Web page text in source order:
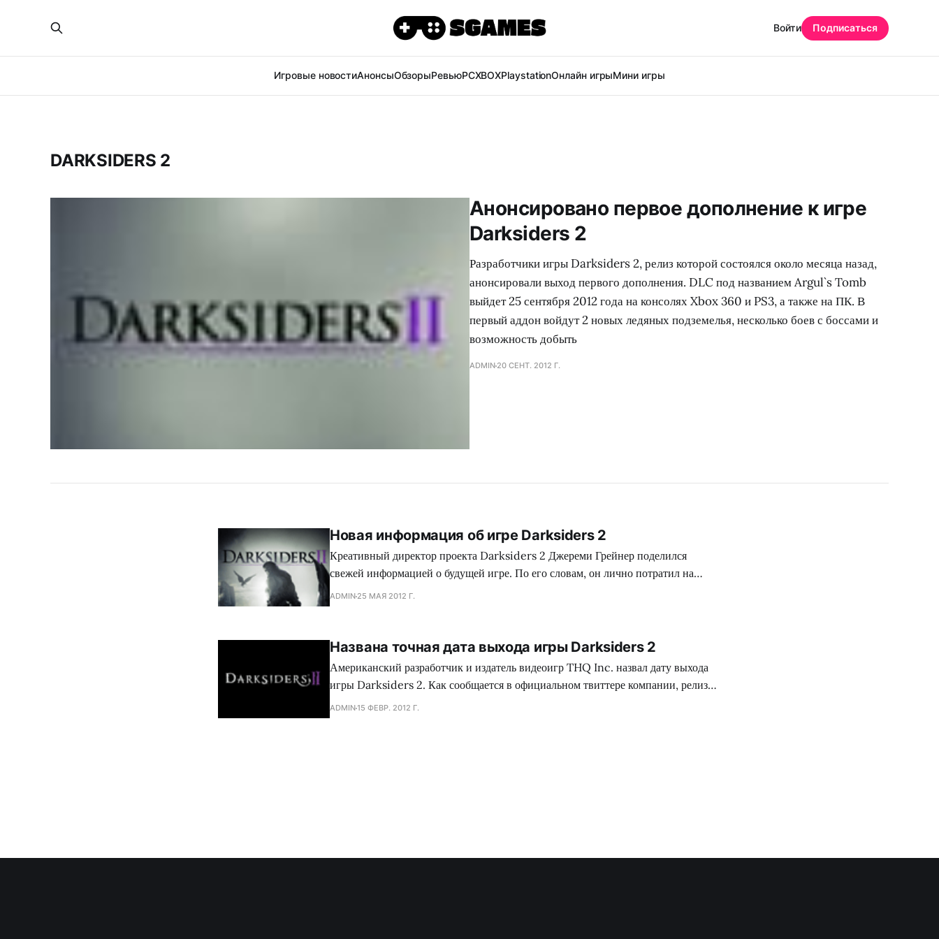
Игровые новостиАнонсыОбзорыРевьюPCXBOXPlaystationОнлайн игрыМини игры
Войти Подписаться
DARKSIDERS 2
Анонсировано первое дополнение к игре
Darksiders 2
Разработчики игры Darksiders 2, релиз которой состоялся около месяца назад,
анонсировали выход первого дополнения. DLC под названием Argul`s Tomb
выйдет 25 сентября 2012 года на консолях Xbox 360 и PS3, а также на ПК. В
первый аддон войдут 2 новых ледяных подземелья, несколько боев с боссами и
возможность добыть
ADMIN 20 СЕНТ. 2012 Г.
Новая информация об игре Darksiders 2
Креативный директор проекта Darksiders 2 Джереми Грейнер поделился
свежей информацией о будущей игре. По его словам, он лично потратил на
экшен 25 часов и считает это время минимальным для полного прохождения
ADMIN 25 МАЯ 2012 Г.
Названа точная дата выхода игры Darksiders 2
Американский разработчик и издатель видеоигр THQ Inc. назвал дату выхода
игры Darksiders 2. Как сообщается в официальном твиттере компании, релиз
проекта назначен на 26 июня 2012 года в США, в Европе его придется
ADMIN15 ФЕВР. 2012 Г.